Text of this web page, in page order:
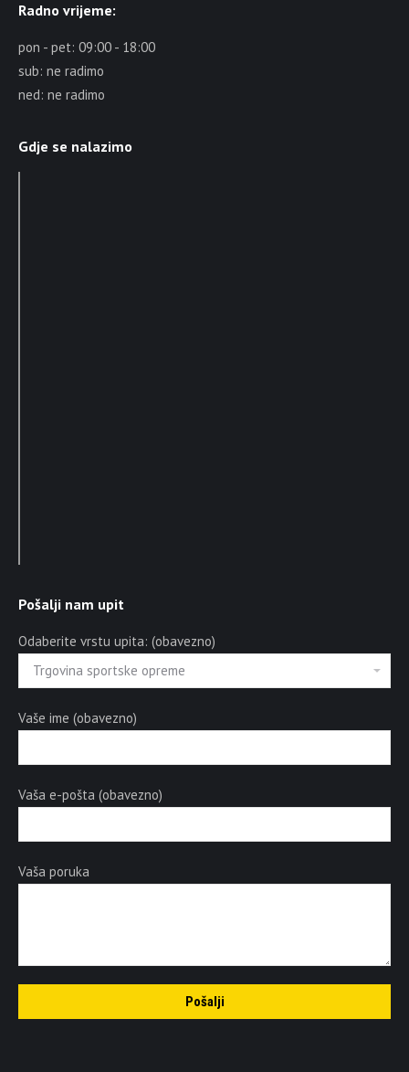
Radno vrijeme:
pon - pet: 09:00 - 18:00
sub: ne radimo
ned: ne radimo
Gdje se nalazimo
Pošalji nam upit
Odaberite vrstu upita: (obavezno)
Vaše ime (obavezno)
Vaša e-pošta (obavezno)
Vaša poruka